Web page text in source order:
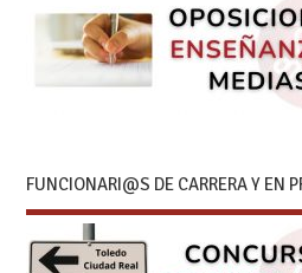
FUNCIONARI@S DE CARRERA Y EN